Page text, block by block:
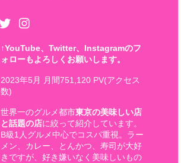
↑YouTube、Twitter、Instagramのフ
ォローもよろしくお願いします。
2023年5月 月間751,120 PV(アクセス
数)
世界一のグルメ都市東京の美味しい店
と話題の店に絞って紹介しています。
B級1人グルメ中心でコスパ重視。ラー
メン、カレー、とんかつ、寿司が大好
きですが、好き嫌いなく美味しいもの